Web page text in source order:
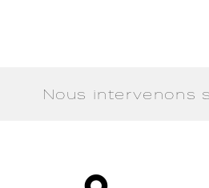
Nous intervenons